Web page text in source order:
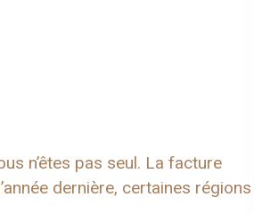
n’êtes pas seul. La facture
dernière, certaines régions